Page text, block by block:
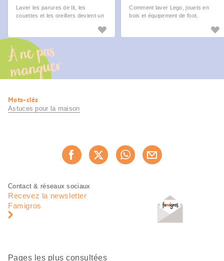
Laver les parures de lit, les
couettes et les oreillers devient un
Comment laver Lego, jouets en
bois et équipement de foot.
À ne pas
manquer
Informations
utiles
Mots-clés
Astuces pour la maison
Recommander maintenant
Pied
page
Navigation
pied
Contact & réseaux sociaux
Recevez la newsletter
Famigros
Pages les plus consultées